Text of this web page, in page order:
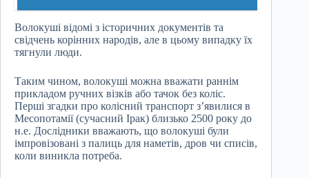
Волокуші відомі з історичних документів та
свідчень корінних народів, але в цьому випадку їх
тягнули люди.
Таким чином, волокуші можна вважати раннім
прикладом ручних візків або тачок без коліс.
Перші згадки про колісний транспорт з’явилися в
Месопотамії (сучасний Ірак) близько 2500 року до
н.е. Дослідники вважають, що волокуші були
імпровізовані з палиць для наметів, дров чи списів,
коли виникла потреба.